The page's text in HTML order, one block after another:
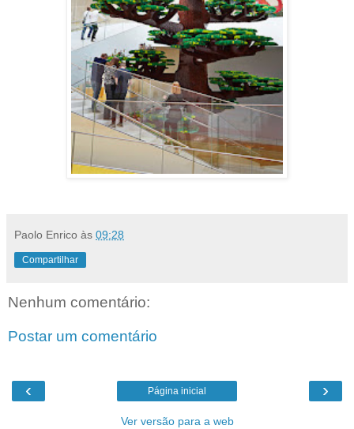
Paolo Enrico às 09:28
Compartilhar
Nenhum comentário:
Postar um comentário
‹ ›
Página inicial
Ver versão para a web